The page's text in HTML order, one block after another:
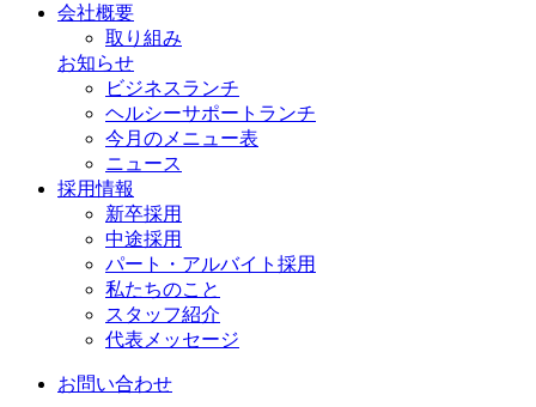
会社概要
取り組み
お知らせ
ビジネスランチ
ヘルシーサポートランチ
今月のメニュー表
ニュース
採用情報
新卒採用
中途採用
パート・アルバイト採用
私たちのこと
スタッフ紹介
代表メッセージ
お問い合わせ